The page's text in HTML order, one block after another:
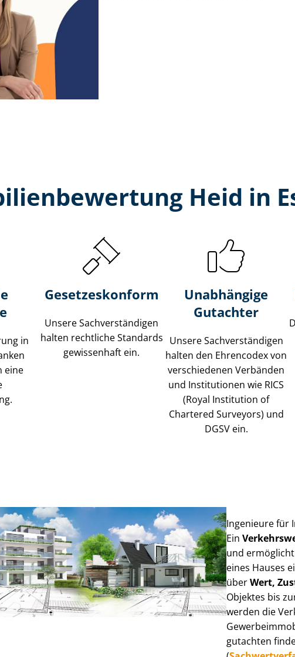
Heid in
in
eine
Gesetzes­konform
Unsere Sach­ver­stän­di­gen
halten rechtliche Standards
gewissenhaft ein.
Unabhängige
Gutachter
Unsere Sach­ver­stän­di­gen
halten den Ehrencodex von
verschiedenen Verbänden
und Institutionen wie RICS
(Royal Institution of
Chartered Surveyors) und
DGSV ein.
Ingenieure für
Ein
und
eines Hauses
überWert,
Objektes bis
werden die
gut­ach­ten